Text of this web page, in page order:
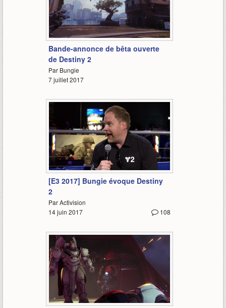
1:04
Bande-annonce de bêta ouverte
de Destiny 2
Par Bungie
7 juillet 2017
14:40
[E3 2017] Bungie évoque Destiny
2
Par Activision
108
14 juin 2017
2:05